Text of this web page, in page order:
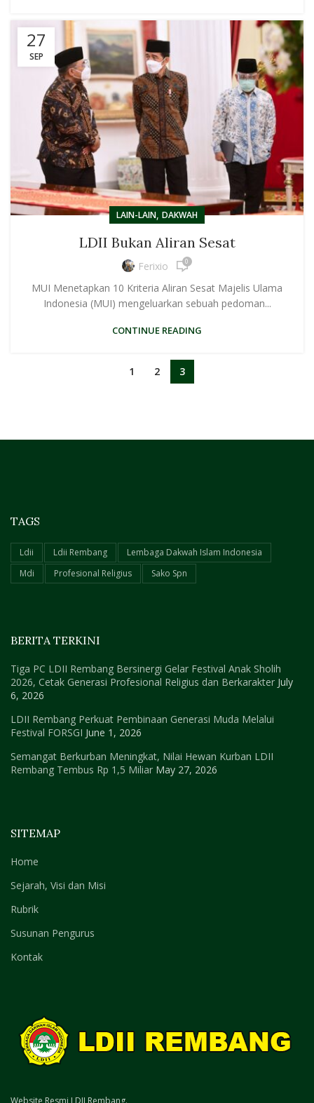
27
SEP
LAIN-LAIN, DAKWAH
LDII Bukan Aliran Sesat
Ferixio 0
MUI Menetapkan 10 Kriteria Aliran Sesat Majelis Ulama
Indonesia (MUI) mengeluarkan sebuah pedoman...
CONTINUE READING
1 2 3
Website Resmi LDII Rembang.
SITEMAP
Home
Sejarah, Visi dan Misi
Rubrik
Susunan Pengurus
Kontak
BERITA TERKINI
Tiga PC LDII Rembang Bersinergi Gelar Festival Anak Sholih
2026, Cetak Generasi Profesional Religius dan Berkarakter July
6, 2026
LDII Rembang Perkuat Pembinaan Generasi Muda Melalui
Festival FORSGI June 1, 2026
Semangat Berkurban Meningkat, Nilai Hewan Kurban LDII
Rembang Tembus Rp 1,5 Miliar May 27, 2026
TAGS
Ldii Ldii Rembang
Lembaga Dakwah Islam Indonesia
Mdi
Profesional Religius Sako Spn